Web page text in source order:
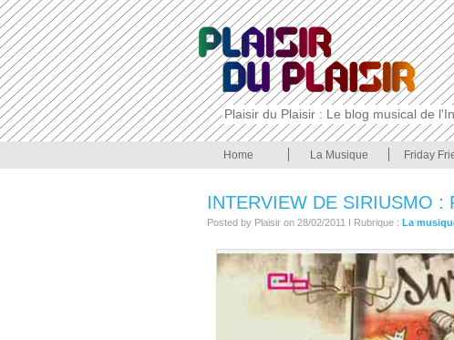
Plaisir du Plaisir : Le blog musical de
Home La Musique Friday
INTERVIEW DE SIRIUSMO :
Posted by Plaisir on 28/02/2011 I Rubrique : La